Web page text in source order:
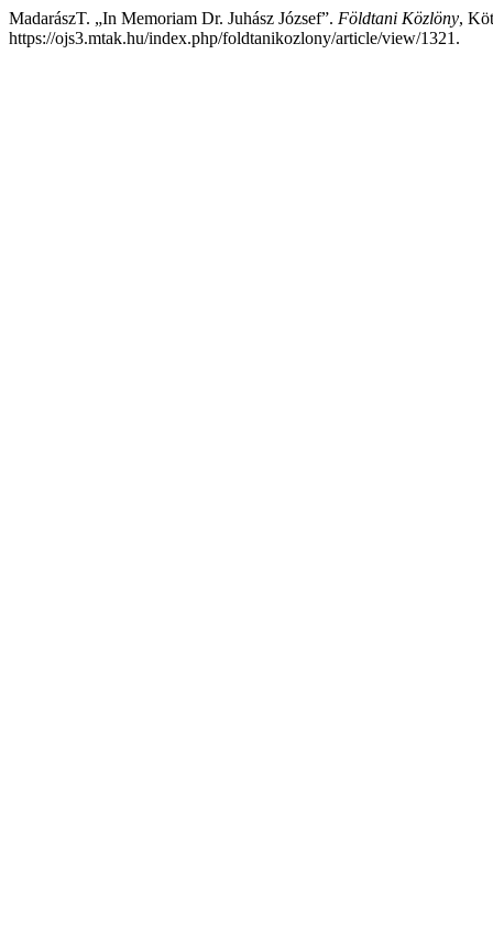
MadarászT. „In Memoriam Dr. Juhász József”. Földtani Közlöny,
https://ojs3.mtak.hu/index.php/foldtanikozlony/article/view/1321.